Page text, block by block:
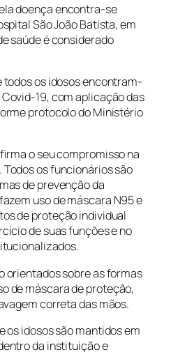
doença encontra-se
São João Batista, em
saúde é considerado
todos os idosos encontram-
19, com aplicação das
protocolo do Ministério
o seu compromisso na
os funcionários são
de prevenção da
uso de máscara N95 e
de proteção individual
de suas funções e no
orientados sobre as formas
de máscara de proteção,
correta das mãos.
os idosos são mantidos em
da instituição e